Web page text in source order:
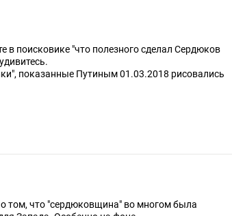
в поисковике "что полезного сделал Сердюков
показанные Путиным 01.03.2018 рисовались
том, что "сердюковщина" во многом была